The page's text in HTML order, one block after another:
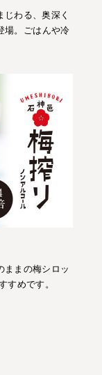
わる、奥深く
。ごはんや冷
ままの梅シロッ
めです。